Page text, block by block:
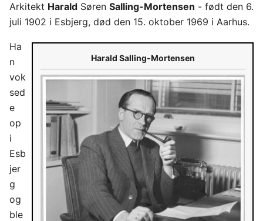
Arkitekt Harald Søren Salling-Mortensen - født den 6.
juli 1902 i Esbjerg, død den 15. oktober 1969 i Aarhus.
Harald Salling-Mortensen
Ha
n
vok
sed
e
op
i
Esb
jer
g
og
ble